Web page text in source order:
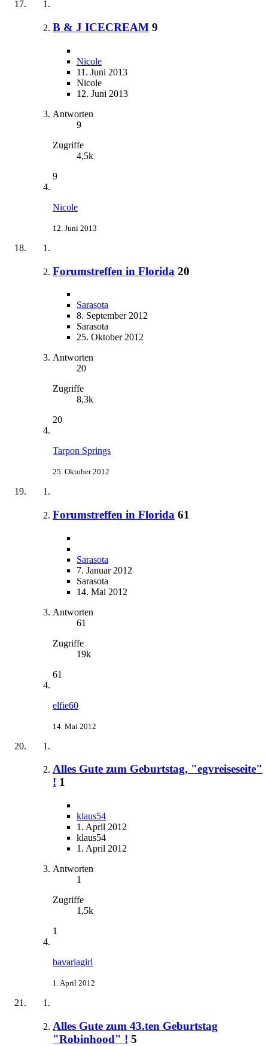
B & J ICECREAM 9
Nicole
11. Juni 2013
Nicole
12. Juni 2013
Antworten
9
Zugriffe
4,5k
9
Nicole
12. Juni 2013
Forumstreffen in Florida 20
Sarasota
8. September 2012
Sarasota
25. Oktober 2012
Antworten
20
Zugriffe
8,3k
20
Tarpon Springs
25. Oktober 2012
Forumstreffen in Florida 61
Sarasota
7. Januar 2012
Sarasota
14. Mai 2012
Antworten
61
Zugriffe
19k
61
elfie60
14. Mai 2012
Alles Gute zum Geburtstag, "egvreiseseite"
! 1
klaus54
1. April 2012
klaus54
1. April 2012
Antworten
1
Zugriffe
1,5k
1
bavariagirl
1. April 2012
Alles Gute zum 43.ten Geburtstag
"Robinhood" ! 5